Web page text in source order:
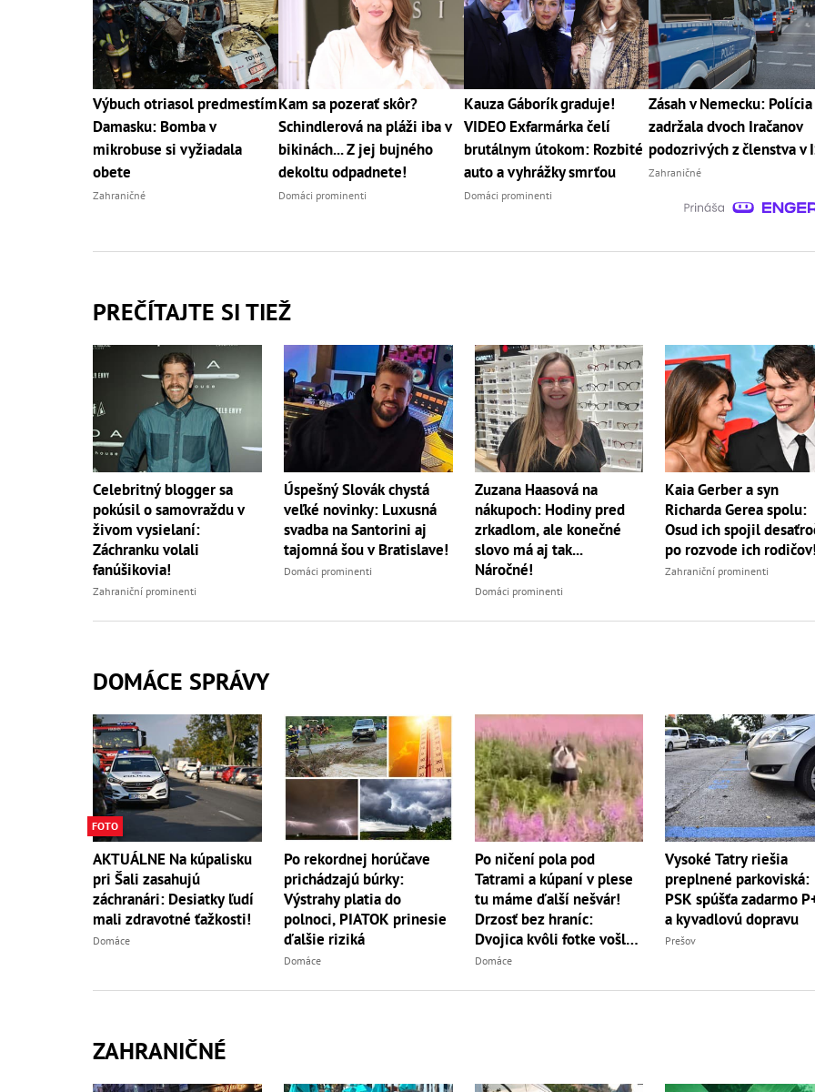
Výbuch otriasol predmestím
Damasku: Bomba v
mikrobuse si vyžiadala
obete
Zahraničné
Kam sa pozerať skôr?
Schindlerová na pláži iba v
bikinách... Z jej bujného
dekoltu odpadnete!
Domáci prominenti
Kauza Gáborík graduje!
VIDEO Exfarmárka čelí
brutálnym útokom: Rozbité
auto a vyhrážky smrťou
Domáci prominenti
Zásah v Nemecku: Polícia
zadržala dvoch Iračanov
podozrivých z členstva v
Zahraničné
PREČÍTAJTE SI TIEŽ
Celebritný blogger sa
pokúsil o samovraždu v
živom vysielaní:
Záchranku volali
fanúšikovia!
Zahraniční prominenti
Úspešný Slovák chystá
veľké novinky: Luxusná
svadba na Santorini aj
tajomná šou v Bratislave!
Domáci prominenti
Zuzana Haasová na
nákupoch: Hodiny pred
zrkadlom, ale konečné
slovo má aj tak...
Náročné!
Domáci prominenti
Kaia Gerber a syn
Richarda Gerea spolu:
Osud ich spojil
po rozvode ich
Zahraniční prominenti
DOMÁCE SPRÁVY
FOTO
AKTUÁLNE Na kúpalisku
pri Šali zasahujú
záchranári: Desiatky ľudí
mali zdravotné ťažkosti!
Domáce
Po rekordnej horúčave
prichádzajú búrky:
Výstrahy platia do
polnoci, PIATOK prinesie
ďalšie riziká
Domáce
Po ničení pola pod
Tatrami a kúpaní v plese
tu máme ďalší nešvár!
Drzosť bez hraníc:
Dvojica kvôli fotke vošla
do...
Domáce
Vysoké Tatry riešia
preplnené parkoviská:
PSK spúšťa zadarmo
a kyvadlovú dopravu
Prešov
ZAHRANIČNÉ